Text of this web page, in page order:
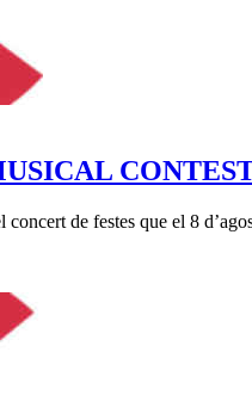
de festes que el 8